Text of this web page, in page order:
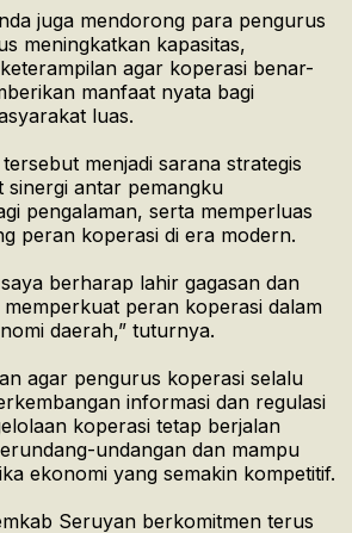
juga mendorong para pengurus
meningkatkan kapasitas,
agar koperasi benar-
manfaat nyata bagi
luas.
menjadi sarana strategis
sinergi antar pemangku
pengalaman, serta memperluas
peran koperasi di era modern.
berharap lahir gagasan dan
peran koperasi dalam
daerah,” tuturnya.
agar pengurus koperasi selalu
informasi dan regulasi
koperasi tetap berjalan
undangan dan mampu
ekonomi yang semakin kompetitif.
Seruyan berkomitmen terus